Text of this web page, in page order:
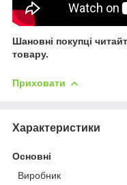
Шановні покупці
товару.
Приховати
Характеристики
Основні
Виробник